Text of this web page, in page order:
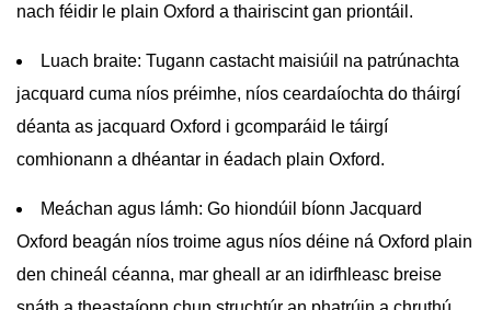
nach féidir le plain Oxford a thairiscint gan priontáil.
Luach braite: Tugann castacht maisiúil na patrúnachta
jacquard cuma níos préimhe, níos ceardaíochta do tháirgí
déanta as jacquard Oxford i gcomparáid le táirgí
comhionann a dhéantar in éadach plain Oxford.
Meáchan agus lámh: Go hiondúil bíonn Jacquard
Oxford beagán níos troime agus níos déine ná Oxford plain
den chineál céanna, mar gheall ar an idirfhleasc breise